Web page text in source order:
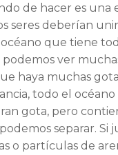
de hacer es una
seres deberían
que tiene
ver
haya muchas
todo el océano
gota, pero
separar. Si
o partículas de